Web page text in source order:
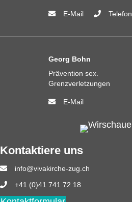
E-Mail Telefon
Georg Bohn
Prävention sex.
Grenzverletzungen
E-Mail
Kontaktiere uns
info@vivakirche-zug.ch
+41 (0)41 741 72 18